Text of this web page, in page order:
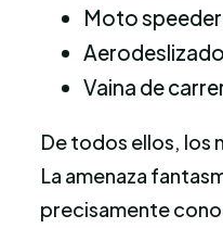
Moto speeder
Vaina de
De todos ellos, los
La amenaza
precisamente